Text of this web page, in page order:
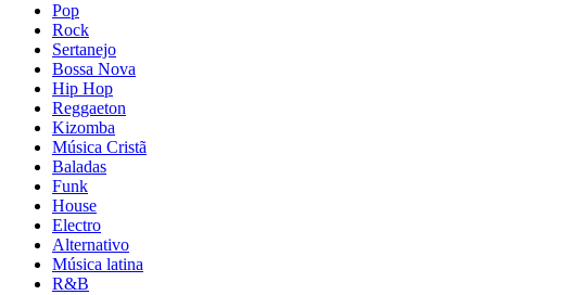
Pop
Rock
Sertanejo
Bossa Nova
Hip Hop
Reggaeton
Kizomba
Música Cristã
Baladas
Funk
House
Electro
Alternativo
Música latina
R&B